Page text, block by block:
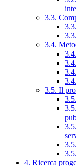
3.3.
3.4.
3.5. Il
4. Ricerca